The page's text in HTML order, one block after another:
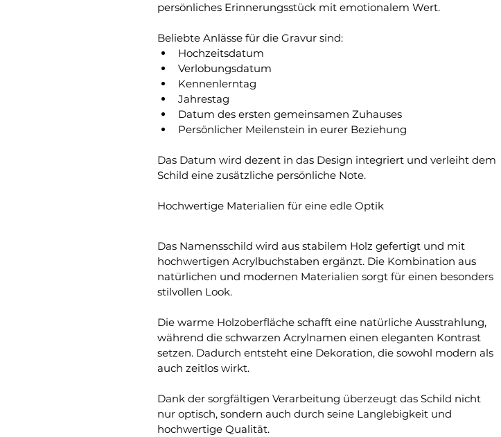
persönliches Erinnerungsstück mit emotionalem Wert.
Beliebte Anlässe für die Gravur sind:
Hochzeitsdatum
Verlobungsdatum
Kennenlerntag
Jahrestag
Datum des ersten gemeinsamen Zuhauses
Persönlicher Meilenstein in eurer Beziehung
Das Datum wird dezent in das Design integriert und verleiht dem
Schild eine zusätzliche persönliche Note.
Hochwertige Materialien für eine edle Optik
Das Namensschild wird aus stabilem Holz gefertigt und mit
hochwertigen Acrylbuchstaben ergänzt. Die Kombination aus
natürlichen und modernen Materialien sorgt für einen besonders
stilvollen Look.
Die warme Holzoberfläche schafft eine natürliche Ausstrahlung,
während die schwarzen Acrylnamen einen eleganten Kontrast
setzen. Dadurch entsteht eine Dekoration, die sowohl modern als
auch zeitlos wirkt.
Dank der sorgfältigen Verarbeitung überzeugt das Schild nicht
nur optisch, sondern auch durch seine Langlebigkeit und
hochwertige Qualität.